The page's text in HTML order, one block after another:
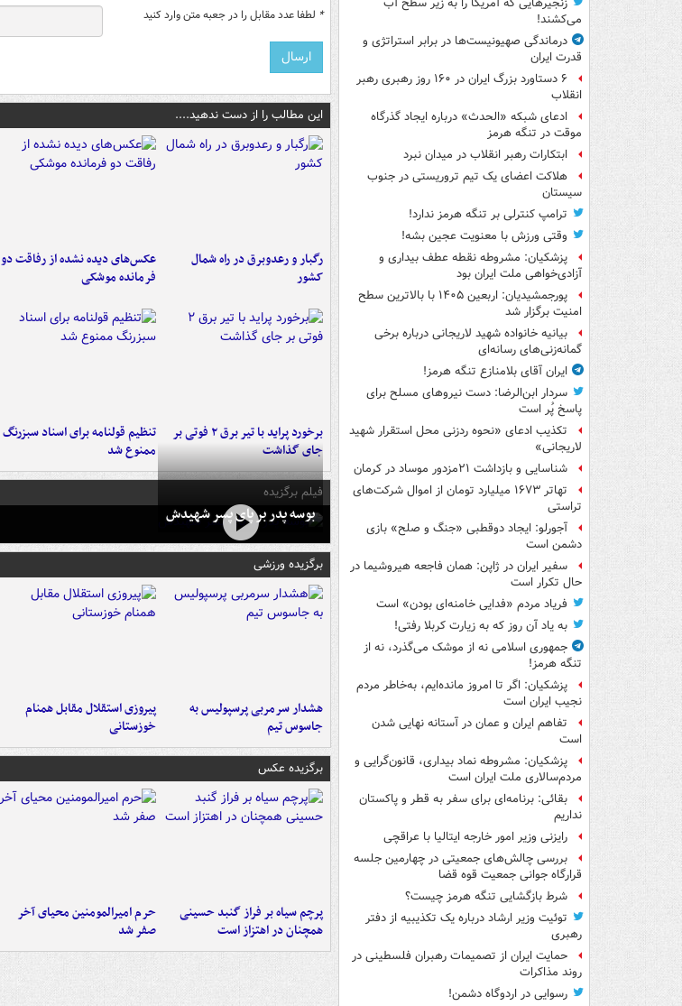
زنجیرهایی که آمریکا را به زیر سطح آب
می‌کشند!
درماندگی صهیونیست‌ها در برابر استراتژی و
قدرت ایران
۶ دستاورد بزرگ ایران در ۱۶۰ روز رهبری رهبر
انقلاب
ادعای شبکه «الحدث» درباره ایجاد گذرگاه
موقت در تنگه هرمز
ابتکارات رهبر انقلاب در میدان نبرد
هلاکت اعضای یک تیم تروریستی در جنوب
سیستان
ترامپ کنترلی بر تنگه هرمز ندارد!
وقتی ورزش با معنویت عجین بشه!
پزشکیان: مشروطه نقطه عطف بیداری و
آزادی‌خواهی ملت ایران بود
پورجمشیدیان: اربعین ۱۴۰۵ با بالاترین سطح
امنیت برگزار شد
بیانیه خانواده شهید لاریجانی درباره برخی
گمانه‌زنی‌های رسانه‌ای
ایران آقای بلامنازع تنگه هرمز!
سردار ابن‌الرضا: دست نیروهای مسلح برای
پاسخ پُر است
تکذیب ادعای «نحوه ردزنی محل استقرار شهید
لاریجانی»
شناسایی و بازداشت ۲۱مزدور موساد در کرمان
تهاتر ۱۶۷۳ میلیارد تومان از اموال شرکت‌های
تراستی
آجورلو: ایجاد دوقطبی «جنگ و صلح‌» بازی
دشمن است
سفیر ایران در ژاپن: همان فاجعه هیروشیما در
حال تکرار است
فریاد مردم «فدایی خامنه‌ای بودن» است
به یاد آن روز که به زیارت کربلا رفتی!
جمهوری اسلامی نه از موشک می‌گذرد، نه از
تنگه هرمز!
پزشکیان: اگر تا امروز مانده‌ایم، به‌خاطر مردم
نجیب ایران است
تفاهم ایران و عمان در آستانه نهایی شدن
است
پزشکیان: مشروطه نماد بیداری، قانون‌گرایی و
مردم‌سالاری ملت ایران است
بقائی: برنامه‌ای برای سفر به قطر و پاکستان
نداریم
رایزنی وزیر امور خارجه ایتالیا با عراقچی
بررسی چالش‌های جمعیتی در چهارمین جلسه
قرارگاه جوانی جمعیت قوه قضا
شرط بازگشایی تنگه هرمز چیست؟
توئیت وزیر ارشاد درباره یک تکذیبیه از دفتر
رهبری
حمایت ایران از تصمیمات رهبران فلسطینی در
روند مذاکرات
رسوایی در اردوگاه دشمن!
* لطفا عدد مقابل را در جعبه متن وارد کنید
این مطالب را از دست ندهید....
رگبار و رعدوبرق در راه شمال
کشور
عکس‌های دیده نشده از رفاقت دو
فرمانده‌ موشکی
برخورد پراید با تیر برق ۲ فوتی بر
جای گذاشت
تنظیم قولنامه برای اسناد سبزرنگ
ممنوع شد
فیلم برگزیده
بوسه‌ پدر بر پای پسر شهیدش
برگزیده ورزشی
هشدار سرمربی پرسپولیس به
جاسوس تیم
پیروزی استقلال مقابل همنام
خوزستانی
برگزیده عکس
پرچم سیاه بر فراز گنبد حسینی
همچنان در اهتزاز است
حرم امیرالمومنین محیای آخر
صفر شد